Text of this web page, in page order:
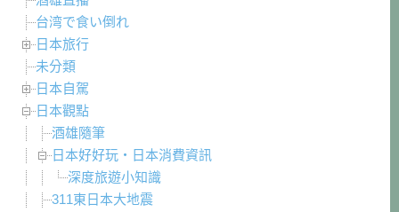
台湾で食い倒れ
日本旅行
未分類
日本自駕
日本觀點
酒雄隨筆
日本好好玩・日本消費資訊
深度旅遊小知識
311東日本大地震